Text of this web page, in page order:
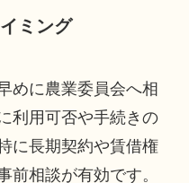
ミング
めに農業委員会へ相
利用可否や手続きの
に長期契約や賃借権
前相談が有効です。